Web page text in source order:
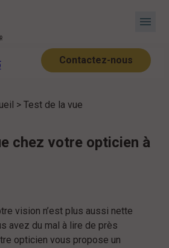
menu
Contactez-nous
> Test de la vue
chez votre opticien à
vision n’est plus aussi nette
avez du mal à lire de près
opticien vous propose un